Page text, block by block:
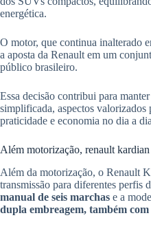
energética.
O motor, que continua inalterado
a aposta da Renault em um
público brasileiro.
Essa decisão contribui para
simplificada, aspectos valorizados
praticidade e economia no dia a
Além motorização, renault kardian
Além da motorização, o Renault
transmissão para diferentes perfis
manual de seis marchas e a
dupla embreagem, também com